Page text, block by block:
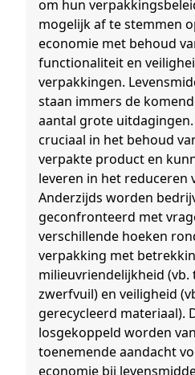
om hun
mogelijk af te stemmen
economie met behoud
functionaliteit en
verpakkingen.
staan immers de
aantal grote
cruciaal in het behoud
verpakte product en
leveren in het reduceren
Anderzijds worden
geconfronteerd met
verschillende hoeken
verpakking met
milieuvriendelijkheid (vb.
zwerfvuil) en veiligheid
gerecycleerd materiaal).
losgekoppeld worden
toenemende aandacht
economie bij